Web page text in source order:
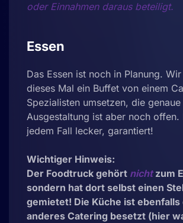
oder Einnahmen daraus beteiligt.
Essen
Das Essen ist noch in Planung.
dieses Mal ein Buffet von einem
Spezialisten umsetzen, die genaue
Ausgestaltung ist aber noch offen.
jedem Fall lecker, garantiert!
Wichtiger Hinweis:
Der Foodtruck gehört nichtzum
sondern hat dort selbst einen
gemietet! Die Küche ist ebenfalls
anderes Catering besetzt (hier